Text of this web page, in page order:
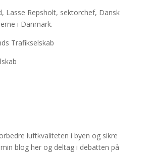
Lasse Repsholt, sektorchef, Dansk
i Danmark.
Trafikselskab
luftkvaliteten i byen og sikre
blog her og deltag i debatten på